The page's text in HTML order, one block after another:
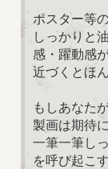
ポスター等
しっかりと
感・躍動感
近づくとほ
もしあなた
製画は期待
一筆一筆し
を呼び起こ